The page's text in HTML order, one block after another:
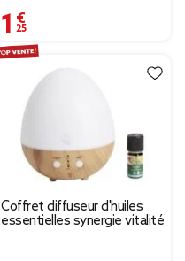
1,25 €
Coffret diffuseur d'huiles
essentielles synergie vitalité